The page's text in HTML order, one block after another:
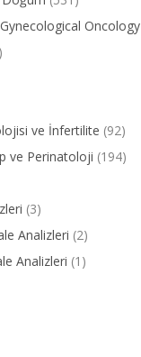
Oncology
ve İnfertilite (92)
ve Perinatoloji (194)
(3)
Analizleri (2)
Analizleri (1)